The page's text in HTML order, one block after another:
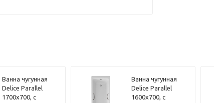
Ванна чугунная
Delice Parallel
1700х700, с
Ванна чугунная
Delice Parallel
1600х700, с